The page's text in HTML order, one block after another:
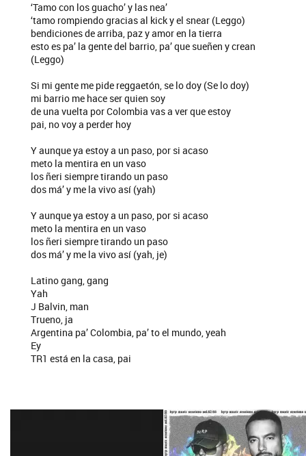
‘Tamo con los guacho’ y las nea’
‘tamo rompiendo gracias al kick y el snear (Leggo)
bendiciones de arriba, paz y amor en la tierra
esto es pa’ la gente del barrio, pa’ que sueñen y crean
(Leggo)
Si mi gente me pide reggaetón, se lo doy (Se lo doy)
mi barrio me hace ser quien soy
de una vuelta por Colombia vas a ver que estoy
pai, no voy a perder hoy
Y aunque ya estoy a un paso, por si acaso
meto la mentira en un vaso
los ñeri siempre tirando un paso
dos má’ y me la vivo así (yah)
Y aunque ya estoy a un paso, por si acaso
meto la mentira en un vaso
los ñeri siempre tirando un paso
dos má’ y me la vivo así (yah, je)
Latino gang, gang
Yah
J Balvin, man
Trueno, ja
Argentina pa’ Colombia, pa’ to el mundo, yeah
Ey
TR1 está en la casa, pai